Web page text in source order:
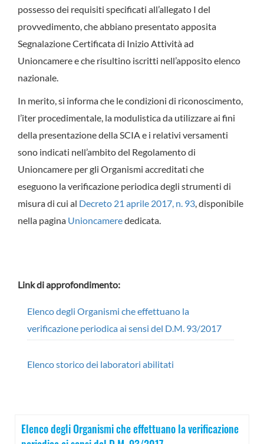
possesso dei requisiti specificati all’allegato I del
provvedimento, che abbiano presentato apposita
Segnalazione Certificata di Inizio Attività ad
Unioncamere e che risultino iscritti nell’apposito elenco
nazionale.
In merito, si informa che le condizioni di riconoscimento,
l’iter procedimentale, la modulistica da utilizzare ai fini
della presentazione della SCIA e i relativi versamenti
sono indicati nell’ambito del Regolamento di
Unioncamere per gli Organismi accreditati che
eseguono la verificazione periodica degli strumenti di
misura di cui al Decreto 21 aprile 2017, n. 93, disponibile
nella pagina Unioncamerededicata.
Link di approfondimento:
Elenco degli Organismi che effettuano la
verificazione periodica ai sensi del D.M. 93/2017
Elenco storico dei laboratori abilitati
Elenco degli Organismi che effettuano la verificazione